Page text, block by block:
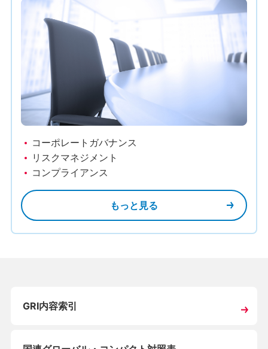
コーポレートガバナンス
リスクマネジメント
コンプライアンス
もっと見る
GRI内容索引